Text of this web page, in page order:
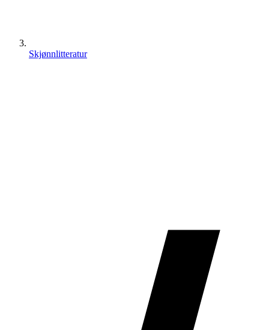
Skjønnlitteratur